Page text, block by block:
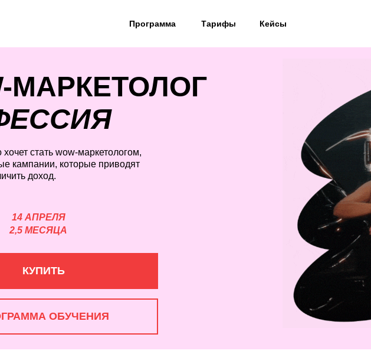
Программа Тарифы Кейсы
МАРКЕТОЛОГ
КУПИТЬ
ОБУЧЕНИЯ
хочет стать wow-маркетологом,
кампании, которые приводят
доход.
14 АПРЕЛЯ
2,5 МЕСЯЦА